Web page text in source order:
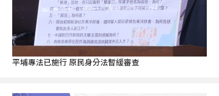
平埔專法已施行 原民身分法暫緩審查